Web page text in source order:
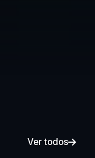
Ver todos